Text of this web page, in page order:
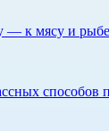
к мясу и
способов